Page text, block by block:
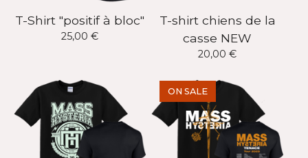
T-Shirt "positif à bloc"
25,00 €
T-shirt chiens de la
casse NEW
20,00 €
ON SALE